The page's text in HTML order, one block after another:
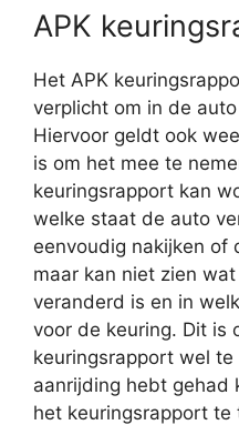
APK
Het APK
verplicht om in de
Hiervoor geldt ook
is om het mee te
keuringsrapport kan
welke staat de auto
eenvoudig nakijken of
maar kan niet zien
veranderd is en in
voor de keuring. Dit is
keuringsrapport wel te
aanrijding hebt gehad
het keuringsrapport